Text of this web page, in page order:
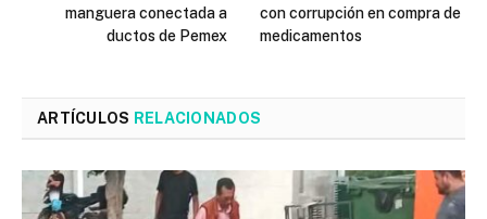
manguera conectada a
ductos de Pemex
con corrupción en compra de
medicamentos
ARTÍCULOS RELACIONADOS